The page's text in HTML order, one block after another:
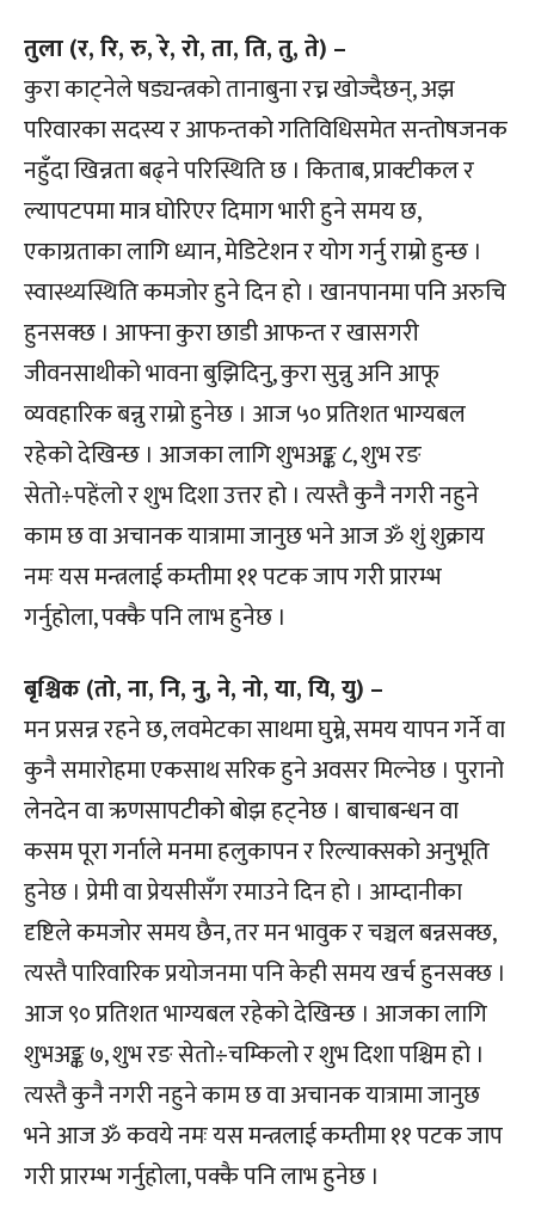
तुला (र, रि, रु, रे, रो, ता, ति, तु, ते) –
कुरा काट्नेले षड्यन्त्रको तानाबुना रच्न खोज्दैछन्, अझ
परिवारका सदस्य र आफन्तको गतिविधिसमेत सन्तोषजनक
नहुँदा खिन्नता बढ्ने परिस्थिति छ । किताब, प्राक्टीकल र
ल्यापटपमा मात्र घोरिएर दिमाग भारी हुने समय छ,
एकाग्रताका लागि ध्यान, मेडिटेशन र योग गर्नु राम्रो हुन्छ ।
स्वास्थ्यस्थिति कमजोर हुने दिन हो । खानपानमा पनि अरुचि
हुनसक्छ । आफ्ना कुरा छाडी आफन्त र खासगरी
जीवनसाथीको भावना बुझिदिनु, कुरा सुन्नु अनि आफू
व्यवहारिक बन्नु राम्रो हुनेछ । आज ५० प्रतिशत भाग्यबल
रहेको देखिन्छ । आजका लागि शुभअङ्क ८, शुभ रङ
सेतो÷पहेंलो र शुभ दिशा उत्तर हो । त्यस्तै कुनै नगरी नहुने
काम छ वा अचानक यात्रामा जानुछ भने आज ॐ शुं शुक्राय
नमः यस मन्त्रलाई कम्तीमा ११ पटक जाप गरी प्रारम्भ
गर्नुहोला, पक्कै पनि लाभ हुनेछ ।
बृश्चिक (तो, ना, नि, नु, ने, नो, या, यि, यु) –
मन प्रसन्न रहने छ, लवमेटका साथमा घुम्ने, समय यापन गर्ने वा
कुनै समारोहमा एकसाथ सरिक हुने अवसर मिल्नेछ । पुरानो
लेनदेन वा ऋणसापटीको बोझ हट्नेछ । बाचाबन्धन वा
कसम पूरा गर्नाले मनमा हलुकापन र रिल्याक्सको अनुभूति
हुनेछ । प्रेमी वा प्रेयसीसँग रमाउने दिन हो । आम्दानीका
दृष्टिले कमजोर समय छैन, तर मन भावुक र चञ्चल बन्नसक्छ,
त्यस्तै पारिवारिक प्रयोजनमा पनि केही समय खर्च हुनसक्छ ।
आज ९० प्रतिशत भाग्यबल रहेको देखिन्छ । आजका लागि
शुभअङ्क ७, शुभ रङ सेतो÷चम्किलो र शुभ दिशा पश्चिम हो ।
त्यस्तै कुनै नगरी नहुने काम छ वा अचानक यात्रामा जानुछ
भने आज ॐ कवये नमः यस मन्त्रलाई कम्तीमा ११ पटक जाप
गरी प्रारम्भ गर्नुहोला, पक्कै पनि लाभ हुनेछ ।